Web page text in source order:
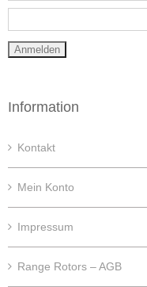
Information
Kontakt
Mein Konto
Impressum
Range Rotors – AGB